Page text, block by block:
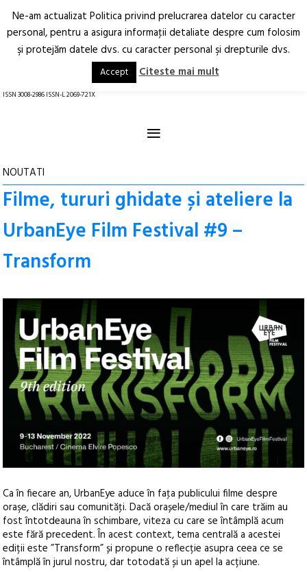
Arhitectură.
Oraș.
RO EN
ISSN 3008-2986 ISSN-L 2069-721X
≡
NOUTATI
Filme, tururi ghidate și ateliere la
UrbanEye Film Festival #9 –
Transform
Ca în fiecare an, UrbanEye aduce în faţa publicului filme despre
oraşe, clădiri sau comunităţi. Dacă orașele/mediul în care trăim au
fost întotdeauna în schimbare, viteza cu care se întâmplă acum
este fără precedent. În acest context, tema centrală a acestei
ediții este ”Transform”și propune o reflecție asupra ceea ce se
întâmplă în jurul nostru, dar totodată și un apel la acțiune.
Ne-am actualizat Politica privind prelucrarea datelor cu caracter
personal, pentru a asigura informaţii detaliate despre cum folosim
şi protejăm datele dvs. cu caracter personal şi drepturile dvs.
Accept Citeste mai mult